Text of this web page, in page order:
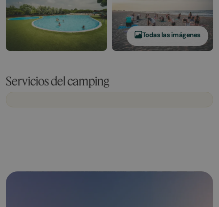
Todas las imágenes
Servicios del camping